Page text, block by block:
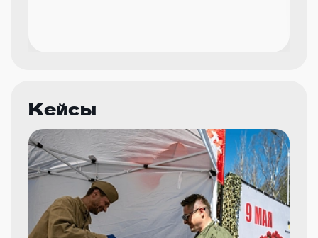
Кейсы